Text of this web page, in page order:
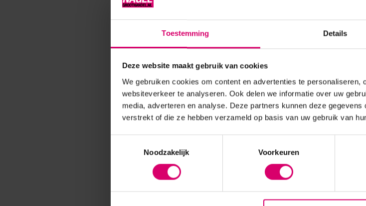
Toestemming Details
Deze website maakt gebruik van cookies
We gebruiken cookies om content en advertenties te
websiteverkeer te analyseren. Ook delen we informatie over uw
media, adverteren en analyse. Deze partners kunnen deze
verstrekt of die ze hebben verzameld op basis van uw gebruik van
Noodzakelijk
Voorkeuren
82,50